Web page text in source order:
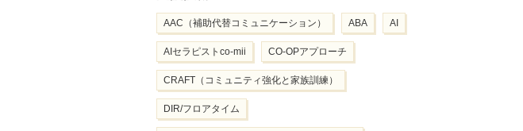
AAC（補助代替コミュニケーション） ABA AI
AIセラピストco-mii CO-OPアプローチ
CRAFT（コミュニティ強化と家族訓練）
DIR/フロアタイム